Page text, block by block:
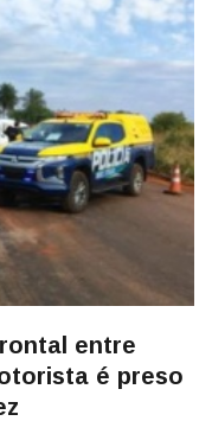
entre
é preso